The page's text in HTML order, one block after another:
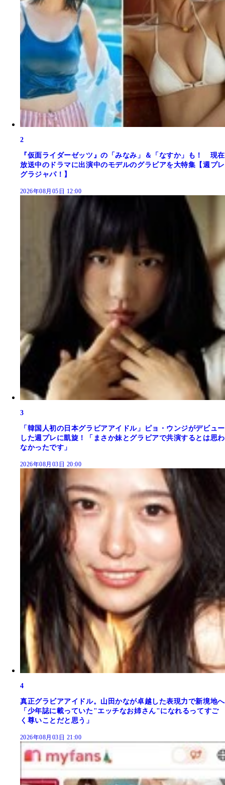
2
『仮面ライダーゼッツ』の「みなみ」＆「なすか」も！ 現在
放送中のドラマに出演中のモデルのグラビアを大特集【週プレ
グラジャパ！】
2026年08月05日 12:00
3
「韓国人初の日本グラビアアイドル」ピョ・ウンジがデビュー
した週プレに凱旋！「まさか妹とグラビアで共演するとは思わ
なかったです」
2026年08月03日 20:00
4
真正グラビアアイドル。山田かなが卓越した表現力で新境地へ
「少年誌に載っていた"エッチなお姉さん"になれるってすご
く尊いことだと思う」
2026年08月03日 21:00